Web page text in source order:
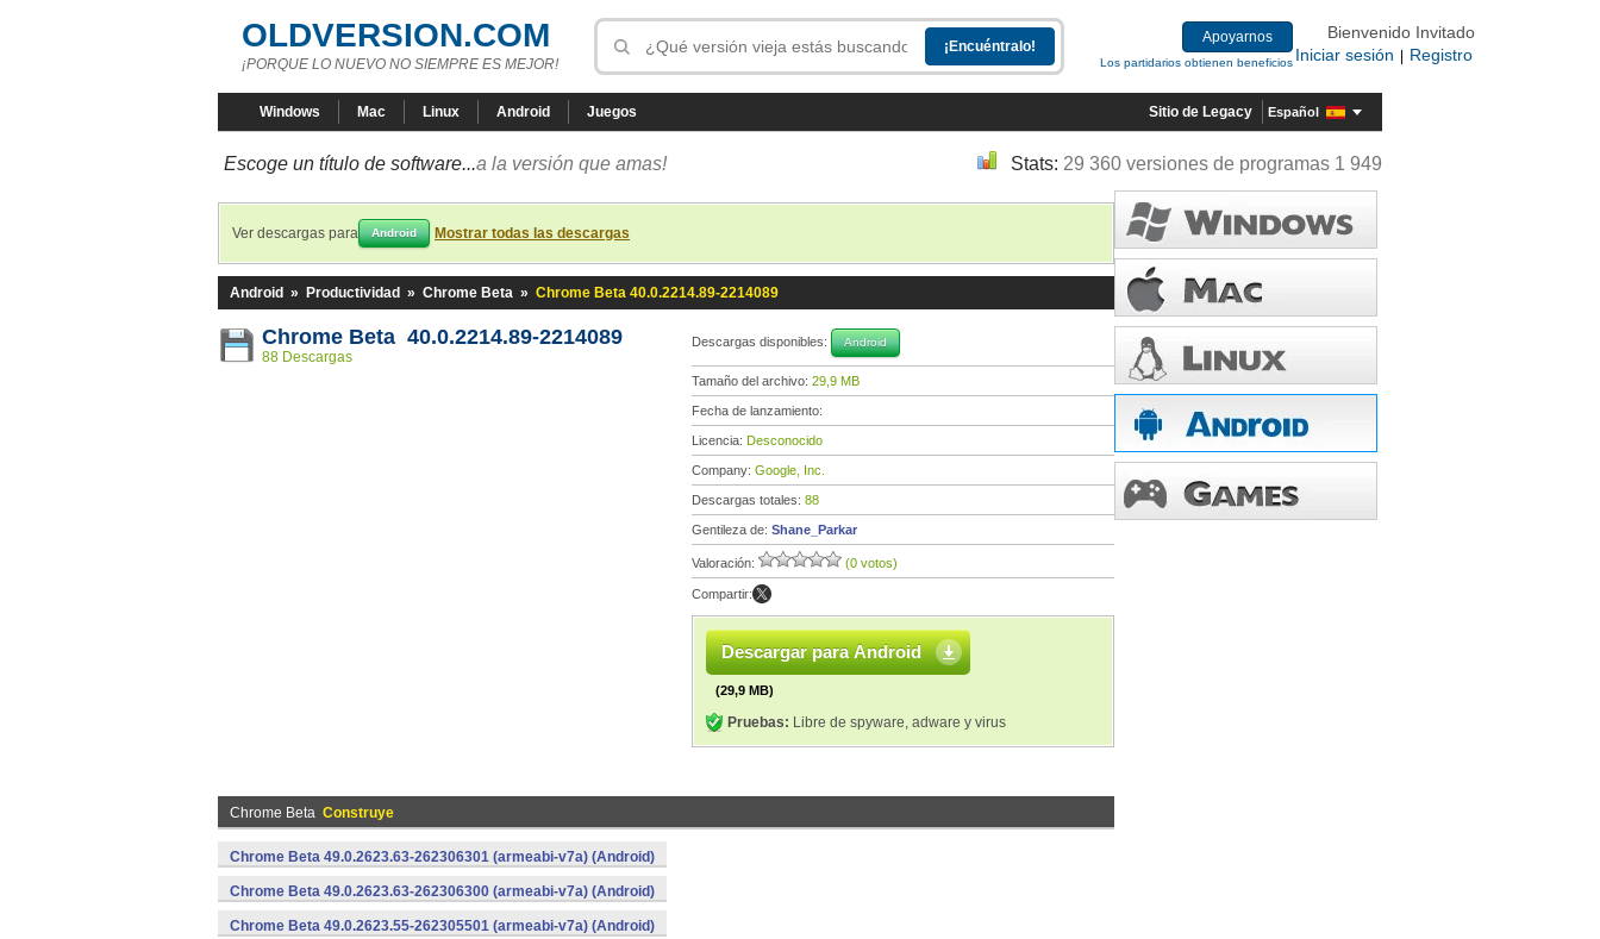
OLDVERSION.COM
¡PORQUE LO NUEVO NO SIEMPRE ES MEJOR!
Apoyarnos
Los partidarios obtienen beneficios
Bienvenido Invitado
Iniciar sesión
Registro
Windows Mac Linux Android Juegos Sitio de Legacy Español
Escoge un título de software...a la versión que amas! Stats: 29 360 versiones de programas 1 949
Ver descargas para Android Mostrar todas las descargas
Android » Productividad » Chrome Beta » Chrome Beta 40.0.2214.89-2214089
Chrome Beta 40.0.2214.89-2214089
88 Descargas
Descargas disponibles: Android
Tamaño del archivo: 29,9 MB
Fecha de lanzamiento:
Licencia: Desconocido
Company: Google, Inc.
Descargas totales: 88
Gentileza de: Shane_Parkar
Valoración: (0 votos)
Compartir:
Descargar para Android
(29,9 MB)
Pruebas: Libre de spyware, adware y virus
Chrome Beta Construye
Chrome Beta 49.0.2623.63-262306301 (armeabi-v7a) (Android)
Chrome Beta 49.0.2623.63-262306300 (armeabi-v7a) (Android)
Chrome Beta 49.0.2623.55-262305501 (armeabi-v7a) (Android)